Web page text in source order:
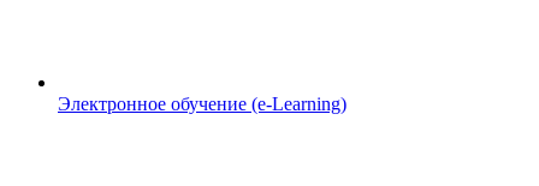
Электронное обучение (e-Learning)